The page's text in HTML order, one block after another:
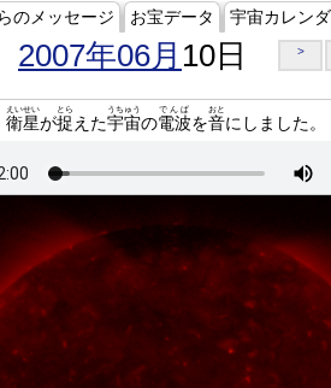
のメッセージ お宝データ 宇宙カレン
2007年06月 10日 >
衛星
えいせい
が捉
とら
えた宇宙
うちゅう
の電波
でんぱ
を音
おと
にしました。